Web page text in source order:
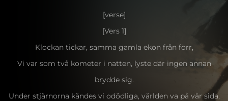
[verse]
[Vers 1]
Klockan tickar, samma gamla ekon från förr,
Vi var som två kometer i natten, lyste där ingen annan
brydde sig.
Under stjärnorna kändes vi odödliga, världen va på vår sida,